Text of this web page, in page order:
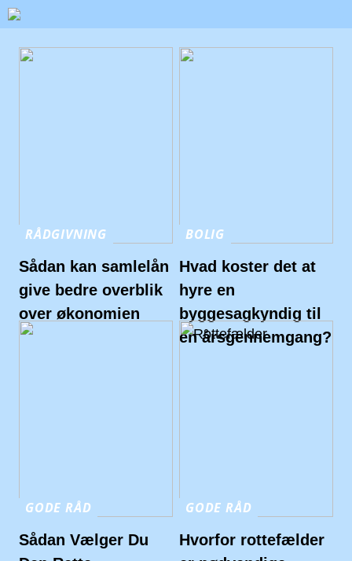
RÅDGIVNING
Sådan kan samlelån
give bedre overblik
over økonomien
BOLIG
Hvad koster det at
hyre en
byggesagkyndig til
en årsgennemgang?
GODE RÅD
Sådan Vælger Du
GODE RÅD
Hvorfor rottefælder